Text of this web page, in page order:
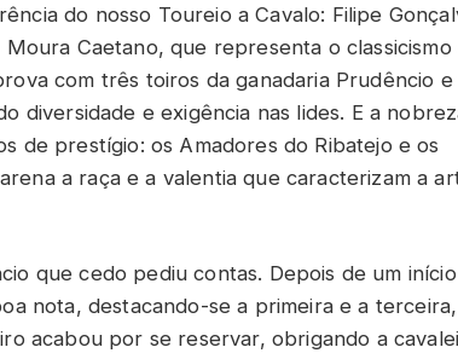
do nosso Toureio a Cavalo: Filipe
Caetano, que representa o classicismo
com três toiros da ganadaria Prudêncio e
diversidade e exigência nas lides. E a
de prestígio: os Amadores do Ribatejo e os
a raça e a valentia que caracterizam a
que cedo pediu contas. Depois de um início
nota, destacando-se a primeira e a
acabou por se reservar, obrigando a